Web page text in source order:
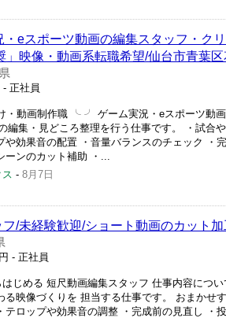
・eスポーツ動画の編集スタッフ・ク
」映像・動画系転職希望/仙台市青葉区
- 正社員
・動画制作職 ╰ ╯ ゲーム実況・eスポーツ動
編集・見どころ整理を行う仕事です。 ・試合
や効果音の配置 ・音量バランスのチェック ・
ーンのカット補助 ・...
- 8月7日
/未経験歓迎/ショート動画のカット
- 正社員
はじめる 短尺動画編集スタッフ 仕事内容につ
る映像づくりを 担当する仕事です。 おまかせ
テロップや効果音の調整 ・完成前の見直し ・